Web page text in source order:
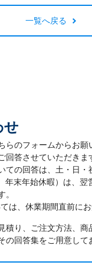
一覧へ戻る
せ
らのフォームからお願
回答させていただきま
ての回答は、土・日・
年末年始休暇）は、翌
。
は、休業期間直前にお
積り、ご注文方法、商
の回答集をご用意して